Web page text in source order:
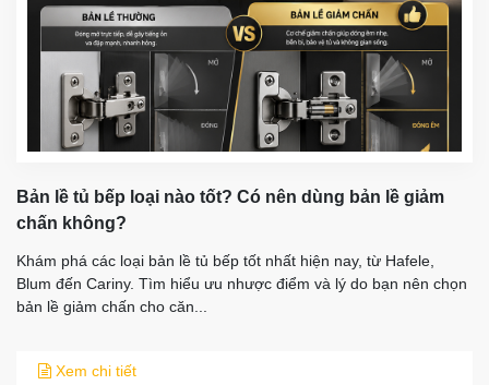
Bản lề tủ bếp loại nào tốt? Có nên dùng bản lề giảm
chấn không?
Khám phá các loại bản lề tủ bếp tốt nhất hiện nay, từ Hafele,
Blum đến Cariny. Tìm hiểu ưu nhược điểm và lý do bạn nên chọn
bản lề giảm chấn cho căn...
Xem chi tiết